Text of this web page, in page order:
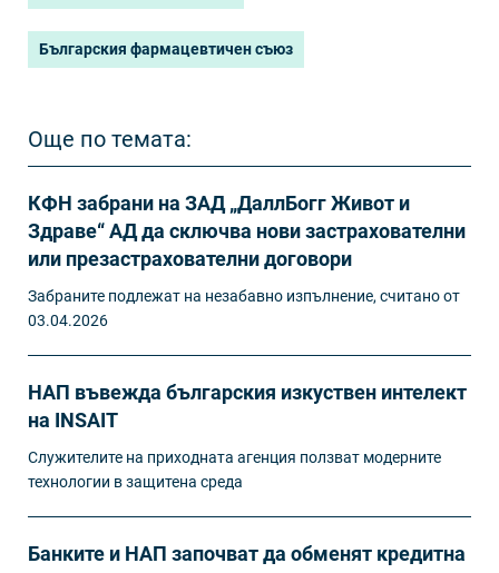
Българския фармацевтичен съюз
Още по темата:
КФН забрани на ЗАД „ДаллБогг Живот и
Здраве“ АД да сключва нови застрахователни
или презастрахователни договори
Забраните подлежат на незабавно изпълнение, считано от
03.04.2026
НАП въвежда българския изкуствен интелект
на INSAIT
Служителите на приходната агенция ползват модерните
технологии в защитена среда
Банките и НАП започват да обменят кредитна